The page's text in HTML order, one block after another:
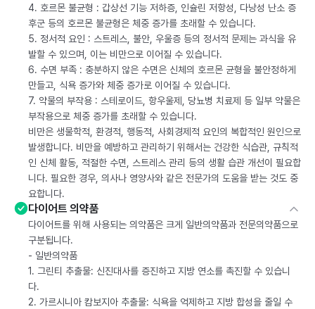
4. 호르몬 불균형 : 갑상선 기능 저하증, 인슐린 저항성, 다낭성 난소 증
후군 등의 호르몬 불균형은 체중 증가를 초래할 수 있습니다.
5. 정서적 요인 : 스트레스, 불안, 우울증 등의 정서적 문제는 과식을 유
발할 수 있으며, 이는 비만으로 이어질 수 있습니다.
6. 수면 부족 : 충분하지 않은 수면은 신체의 호르몬 균형을 불안정하게
만들고, 식욕 증가와 체중 증가로 이어질 수 있습니다.
7. 약물의 부작용 : 스테로이드, 항우울제, 당뇨병 치료제 등 일부 약물은
부작용으로 체중 증가를 초래할 수 있습니다.
비만은 생물학적, 환경적, 행동적, 사회경제적 요인의 복합적인 원인으로
발생합니다. 비만을 예방하고 관리하기 위해서는 건강한 식습관, 규칙적
인 신체 활동, 적절한 수면, 스트레스 관리 등의 생활 습관 개선이 필요합
니다. 필요한 경우, 의사나 영양사와 같은 전문가의 도움을 받는 것도 중
요합니다.
다이어트 의약품
다이어트를 위해 사용되는 의약품은 크게 일반의약품과 전문의약품으로
구분됩니다.
- 일반의약품
1. 그린티 추출물: 신진대사를 증진하고 지방 연소를 촉진할 수 있습니
다.
2. 가르시니아 캄보지아 추출물: 식욕을 억제하고 지방 합성을 줄일 수